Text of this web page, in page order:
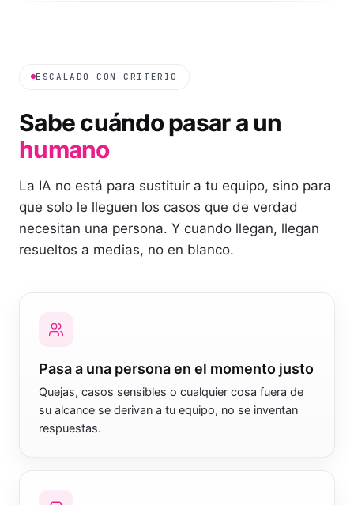
Sabe cuándo pasar a un
La IA no está para sustituir a tu equipo, sino para
que solo le lleguen los casos que de verdad
necesitan una persona. Y cuando llegan, llegan
Pasa a una persona en el momento justo
Quejas, casos sensibles o cualquier cosa fuera de
su alcance se derivan a tu equipo, no se inventan